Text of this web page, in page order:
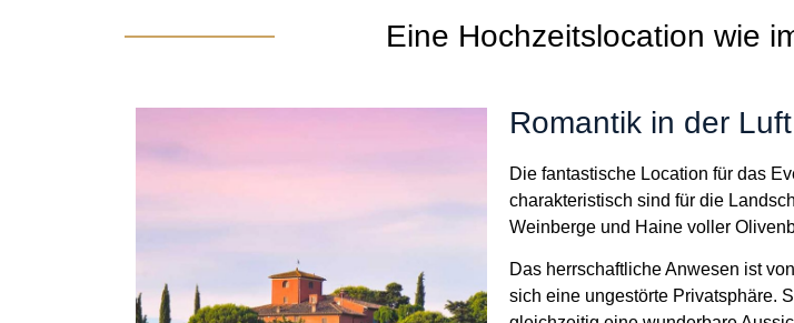
Eine Hochzeitslocation wie
Romantik in der
Die fantastische Location für das
charakteristisch sind für die
Weinberge und Haine voller
Das herrschaftliche Anwesen ist
sich eine ungestörte Privatsphäre.